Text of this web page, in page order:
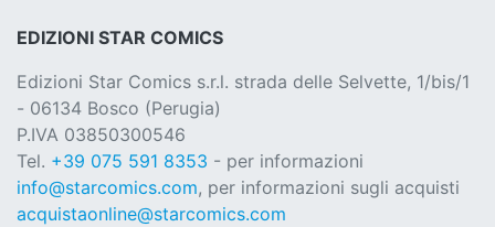
EDIZIONI STAR COMICS
Edizioni Star Comics s.r.l. strada delle Selvette, 1/bis/1
- 06134 Bosco (Perugia)
P.IVA 03850300546
Tel. +39 075 591 8353 - per informazioni
info@starcomics.com, per informazioni sugli acquisti
acquistaonline@starcomics.com